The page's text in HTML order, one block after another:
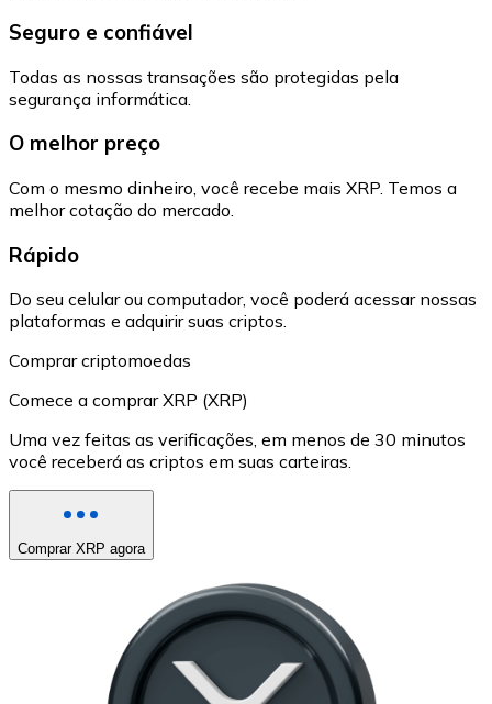
Seguro e confiável
Todas as nossas transações são protegidas pela
segurança informática.
O melhor preço
Com o mesmo dinheiro, você recebe mais XRP. Temos a
melhor cotação do mercado.
Rápido
Do seu celular ou computador, você poderá acessar nossas
plataformas e adquirir suas criptos.
Comprar criptomoedas
Comece a comprar XRP (XRP)
Uma vez feitas as verificações, em menos de 30 minutos
você receberá as criptos em suas carteiras.
Comprar XRP agora